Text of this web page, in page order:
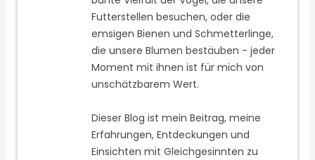
Futterstellen besuchen, oder die
emsigen Bienen und Schmetterlinge,
die unsere Blumen bestäuben - jeder
Moment mit ihnen ist für mich von
unschätzbarem Wert.
Dieser Blog ist mein Beitrag, meine
Erfahrungen, Entdeckungen und
Einsichten mit Gleichgesinnten zu